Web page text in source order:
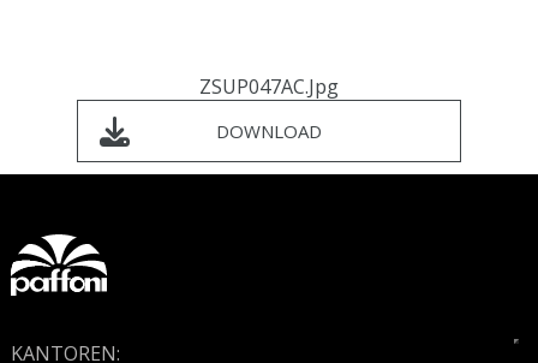
ZSUP047AC.jpg
DOWNLOAD
KANTOREN: